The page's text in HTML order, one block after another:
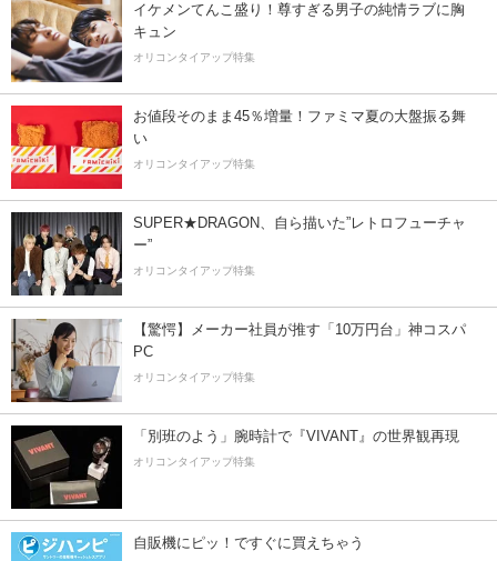
イケメンてんこ盛り！尊すぎる男子の純情ラブに胸
キュン
オリコンタイアップ特集
お値段そのまま45％増量！ファミマ夏の大盤振る舞
い
オリコンタイアップ特集
SUPER★DRAGON、自ら描いた”レトロフューチャ
ー”
オリコンタイアップ特集
【驚愕】メーカー社員が推す「10万円台」神コスパ
PC
オリコンタイアップ特集
「別班のよう」腕時計で『VIVANT』の世界観再現
オリコンタイアップ特集
自販機にピッ！ですぐに買えちゃう